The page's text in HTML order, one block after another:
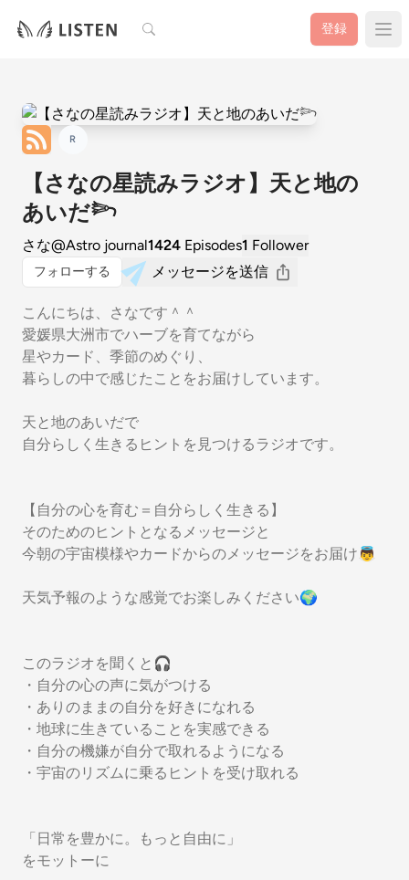
検索 登録
R
【さなの星読みラジオ】天と地の
あいだ𓆸
さな@Astro journal1424 Episodes1 Follower
フォローする メッセージを送信
こんにちは、さなです＾＾
愛媛県大洲市でハーブを育てながら
星やカード、季節のめぐり、
暮らしの中で感じたことをお届けしています。
天と地のあいだで
自分らしく生きるヒントを見つけるラジオです。
【自分の心を育む＝自分らしく生きる】
そのためのヒントとなるメッセージと
今朝の宇宙模様やカードからのメッセージをお届け👼
天気予報のような感覚でお楽しみください🌍
このラジオを聞くと🎧
・自分の心の声に気がつける
・ありのままの自分を好きになれる
・地球に生きていることを実感できる
・自分の機嫌が自分で取れるようになる
・宇宙のリズムに乗るヒントを受け取れる
「日常を豊かに。もっと自由に」
をモットーに